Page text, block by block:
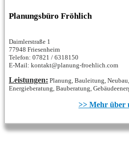
Planungsbüro Fröhlich
Daimlerstraße 1
77948 Friesenheim
Telefon: 07821 / 6318150
E-Mail: kontakt@planung-froehlich.com
Leistungen: Planung, Bauleitung,
Energieberatung, Bauberatung,
>> Mehr über